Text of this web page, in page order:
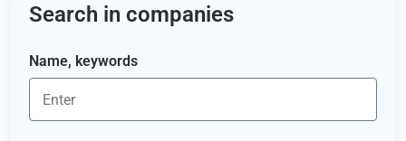
Search in companies
Name, keywords